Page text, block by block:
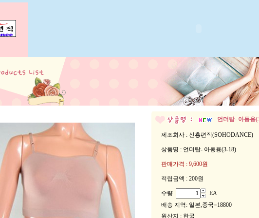
언더탑- 아동용
제조회사 : 신흥편직(SOHODANCE)
상품명 : 언더탑- 아동용(3-18)
판매가격 : 9,600원
적립금액 : 200원
수량
EA
배송 지역 : 일본,중국=18800
원산지 : 한국